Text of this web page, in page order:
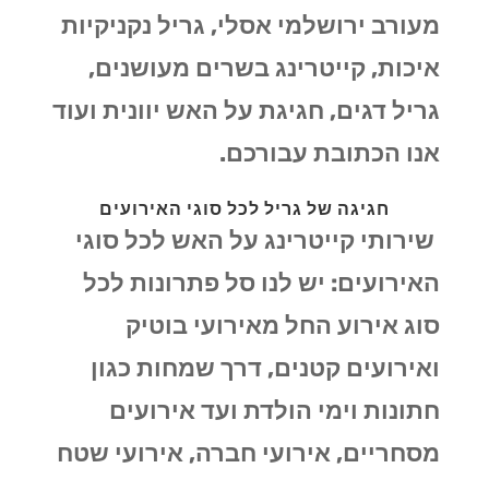
מעורב ירושלמי אסלי, גריל נקניקיות
איכות, קייטרינג בשרים מעושנים,
גריל דגים, חגיגת על האש יוונית ועוד
אנו הכתובת עבורכם.
חגיגה של גריל לכל סוגי האירועים
שירותי קייטרינג על האש לכל סוגי
האירועים: יש לנו סל פתרונות לכל
סוג אירוע החל מאירועי בוטיק
ואירועים קטנים, דרך שמחות כגון
חתונות וימי הולדת ועד אירועים
מסחריים, אירועי חברה, אירועי שטח